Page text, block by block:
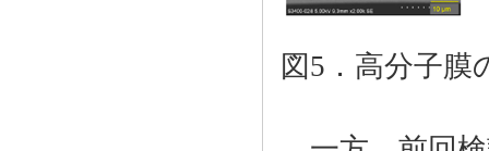
図5．高分子膜